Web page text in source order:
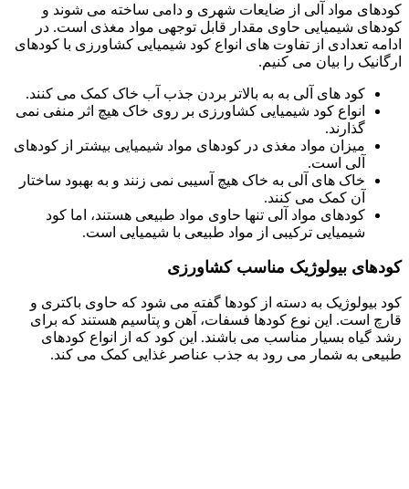
کودهای مواد آلی از ضایعات شهری و دامی ساخته می شوند و
کودهای شیمیایی حاوی مقدار قابل توجهی مواد مغذی است. در
ادامه تعدادی از تفاوت های انواع کود شیمیایی کشاورزی با کودهای
ارگانیک را بیان می کنیم.
کود های آلی به به بالاتر بردن جذب آب خاک کمک می کنند.
انواع کود شیمیایی کشاورزی بر روی خاک هیچ اثر منفی نمی
گذارند.
میزان مواد مغذی در کودهای مواد شیمیایی بیشتر از کودهای
آلی است.
خاک های آلی به خاک هیچ آسیبی نمی زنند و به بهبود ساختار
آن کمک می کنند.
کودهای مواد آلی تنها حاوی مواد طبیعی هستند، اما کود
شیمیایی ترکیبی از مواد طبیعی با شیمیایی است.
کودهای بیولوژیک مناسب کشاورزی
کود بیولوژیک به دسته از کودها گفته می شود که حاوی باکتری و
قارچ است. این نوع کودها فسفات، آهن و پتاسیم هستند که برای
رشد گیاه بسیار مناسب می باشند. این کود که از انواع کودهای
طبیعی به شمار می رود به جذب عناصر غذایی کمک می کند.